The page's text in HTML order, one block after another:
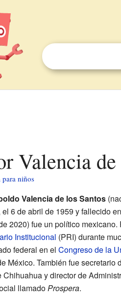
Valencia
niños
Valencia de los Santos
el 6 de abril de 1959 y fallecido
2020) fue un político mexicano.
Institucional (PRI) durante
federal en el Congreso de la
México. También fue secretario
Chihuahua y director de
llamadoProspera.